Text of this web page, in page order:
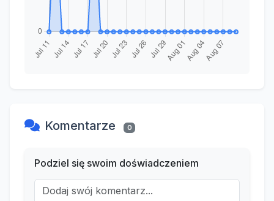
Komentarze 0
Podziel się swoim doświadczeniem